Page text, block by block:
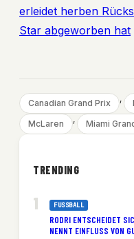
erleidet herben
Star abgeworben hat
Canadian Grand Prix ,
McLaren , Miami
TRENDING
FUSSBALL
RODRI ENTSCHEIDET
NENNT EINFLUSS VON